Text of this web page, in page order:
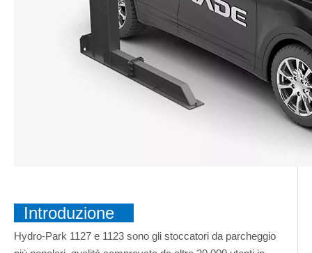
Introduzione
Hydro-Park 1127 e 1123 sono gli stoccatori da parcheggio